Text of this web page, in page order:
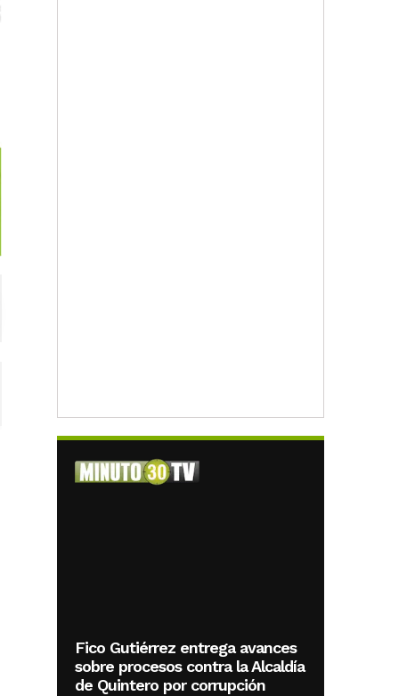
Fico Gutiérrez entrega avances
sobre procesos contra la Alcaldía
de Quintero por corrupción